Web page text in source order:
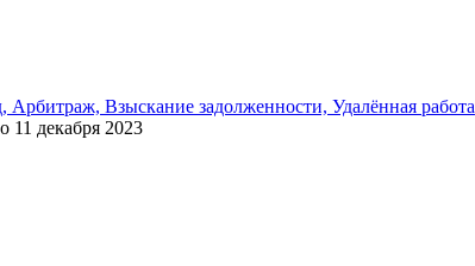
Арбитраж, Взыскание задолженности, Удалённая работа
11 декабря 2023